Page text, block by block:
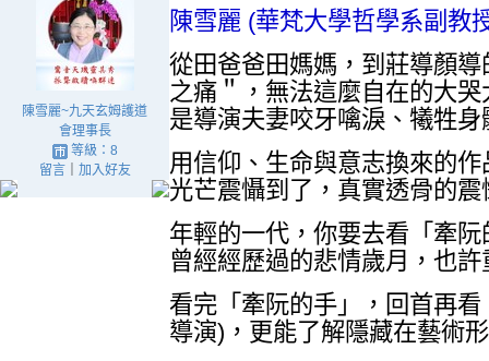
陳雪麗~九天玄姆護道
會理事長
等級：8
留言｜ 加入好友
陳雪麗 (華梵大學哲學系副教
從田爸爸田媽媽，到莊導顏
之痛＂，無法這麼自在的大
是導演夫妻咬牙噙淚、犧牲
用信仰、生命與意志換來的
光芒震懾到了，真實透骨的震
年輕的一代，你要去看「牽
曾經經歷過的悲情歲月，也
看完「牽阮的手」，回首再
導演) ，更能了解隱藏在藝術